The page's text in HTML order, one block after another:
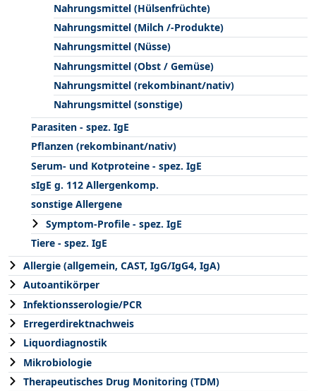
Nahrungsmittel (Hülsenfrüchte)
Nahrungsmittel (Milch /-Produkte)
Nahrungsmittel (Nüsse)
Nahrungsmittel (Obst / Gemüse)
Nahrungsmittel (rekombinant/nativ)
Nahrungsmittel (sonstige)
Parasiten - spez. IgE
Pflanzen (rekombinant/nativ)
Serum- und Kotproteine - spez. IgE
sIgE g. 112 Allergenkomp.
sonstige Allergene
Symptom-Profile - spez. IgE
Tiere - spez. IgE
Allergie (allgemein, CAST, IgG/IgG4, IgA)
Autoantikörper
Infektionsserologie/PCR
Erregerdirektnachweis
Liquordiagnostik
Mikrobiologie
Therapeutisches Drug Monitoring (TDM)